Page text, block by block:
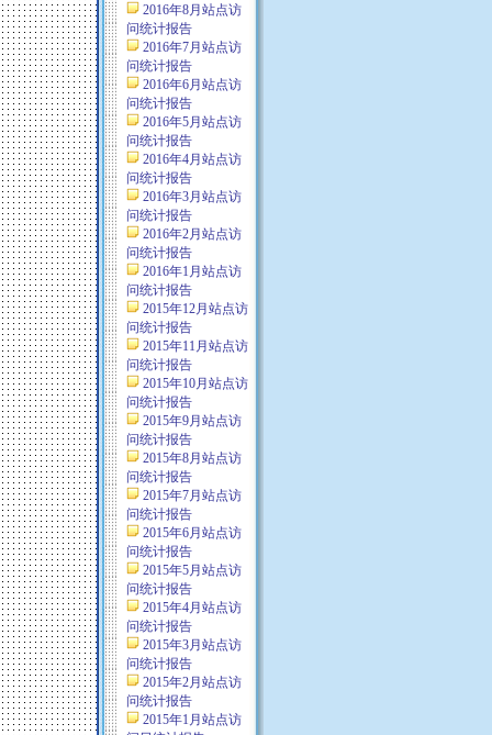
2016年8月站点访
问统计报告
2016年7月站点访
问统计报告
2016年6月站点访
问统计报告
2016年5月站点访
问统计报告
2016年4月站点访
问统计报告
2016年3月站点访
问统计报告
2016年2月站点访
问统计报告
2016年1月站点访
问统计报告
2015年12月站点访
问统计报告
2015年11月站点访
问统计报告
2015年10月站点访
问统计报告
2015年9月站点访
问统计报告
2015年8月站点访
问统计报告
2015年7月站点访
问统计报告
2015年6月站点访
问统计报告
2015年5月站点访
问统计报告
2015年4月站点访
问统计报告
2015年3月站点访
问统计报告
2015年2月站点访
问统计报告
2015年1月站点访